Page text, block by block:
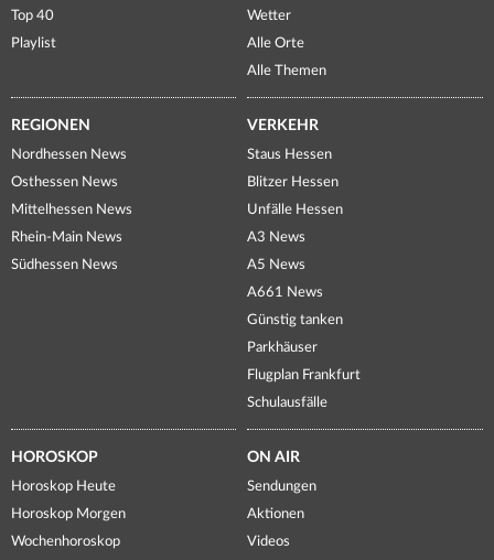
Top 40
Playlist
Wetter
Alle Orte
Alle Themen
REGIONEN
Nordhessen News
Osthessen News
Mittelhessen News
Rhein-Main News
Südhessen News
VERKEHR
Staus Hessen
Blitzer Hessen
Unfälle Hessen
A3 News
A5 News
A661 News
Günstig tanken
Parkhäuser
Flugplan Frankfurt
Schulausfälle
HOROSKOP
Horoskop Heute
Horoskop Morgen
Wochenhoroskop
ON AIR
Sendungen
Aktionen
Videos